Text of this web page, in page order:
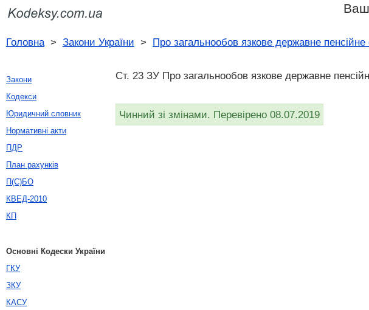
Ваш
Головна> Закони України > Про загальнообов язкове державне пенсійне
Ст. 23 ЗУ Про загальнообов язкове державне
Чинний зі змінами. Перевірено 08.07.2019
Закони
Кодекси
Юридичний словник
Нормативні акти
ПДР
План рахунків
П(С)БО
КВЕД-2010
КП
Основні Кодески України
ГКУ
ЗКУ
КАСУ